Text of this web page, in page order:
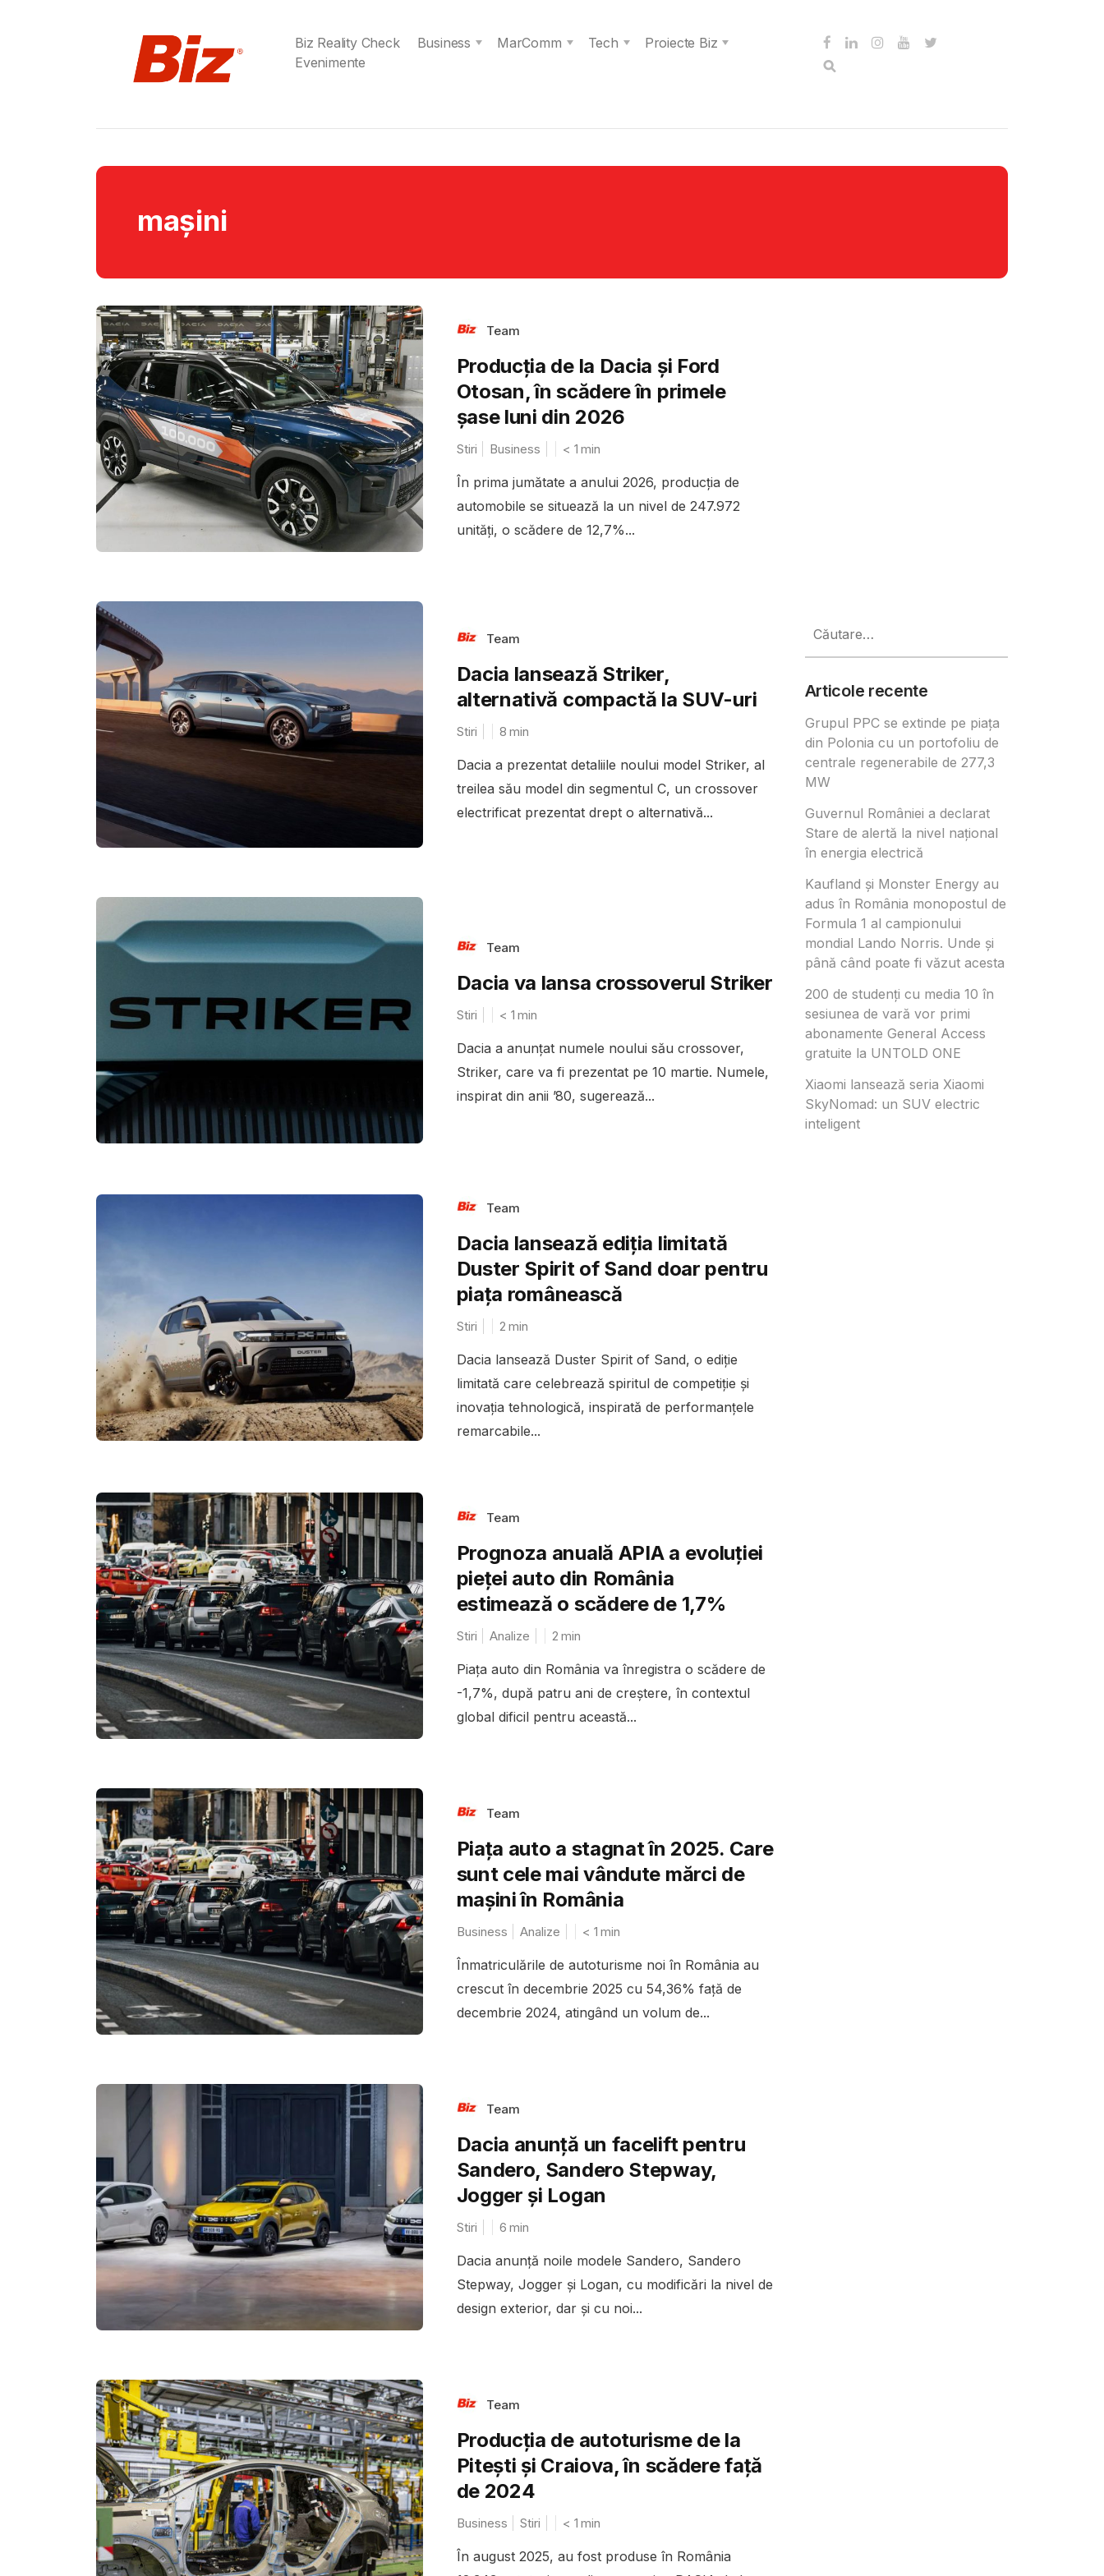
Biz Reality Check Business MarComm Tech
Proiecte Biz
Evenimente
mașini
Team
Producția de la Dacia și Ford
Otosan, în scădere în primele
șase luni din 2026
Stiri Business < 1 min
În prima jumătate a anului 2026, producția de
automobile se situează la un nivel de 247.972
unități, o scădere de 12,7%...
Team
Dacia lansează Striker,
alternativă compactă la SUV-uri
Stiri 8 min
Dacia a prezentat detaliile noului model Striker, al
treilea său model din segmentul C, un crossover
electrificat prezentat drept o alternativă...
Team
Dacia va lansa crossoverul Striker
Stiri < 1 min
Dacia a anunțat numele noului său crossover,
Striker, care va fi prezentat pe 10 martie. Numele,
inspirat din anii ’80, sugerează...
Team
Dacia lansează ediția limitată
Duster Spirit of Sand doar pentru
piața românească
Stiri 2 min
Dacia lansează Duster Spirit of Sand, o ediție
limitată care celebrează spiritul de competiție și
inovația tehnologică, inspirată de performanțele
remarcabile...
Team
Prognoza anuală APIA a evoluției
pieței auto din România
estimează o scădere de 1,7%
Stiri Analize 2 min
Piața auto din România va înregistra o scădere de
-1,7%, după patru ani de creștere, în contextul
global dificil pentru această...
Team
Piața auto a stagnat în 2025. Care
sunt cele mai vândute mărci de
mașini în România
Business Analize < 1 min
Înmatriculările de autoturisme noi în România au
crescut în decembrie 2025 cu 54,36% față de
decembrie 2024, atingând un volum de...
Team
Dacia anunță un facelift pentru
Sandero, Sandero Stepway,
Jogger și Logan
Stiri 6 min
Dacia anunță noile modele Sandero, Sandero
Stepway, Jogger și Logan, cu modificări la nivel de
design exterior, dar și cu noi...
Team
Producția de autoturisme de la
Pitești și Craiova, în scădere față
de 2024
Business Stiri < 1 min
În august 2025, au fost produse în România
după:
Articole recente
Grupul PPC se extinde pe piața
din Polonia cu un portofoliu de
centrale regenerabile de 277,3
MW
Guvernul României a declarat
Stare de alertă la nivel național
în energia electrică
Kaufland și Monster Energy au
adus în România monopostul de
Formula 1 al campionului
mondial Lando Norris. Unde și
până când poate fi văzut acesta
200 de studenți cu media 10 în
sesiunea de vară vor primi
abonamente General Access
gratuite la UNTOLD ONE
Xiaomi lansează seria Xiaomi
SkyNomad: un SUV electric
inteligent